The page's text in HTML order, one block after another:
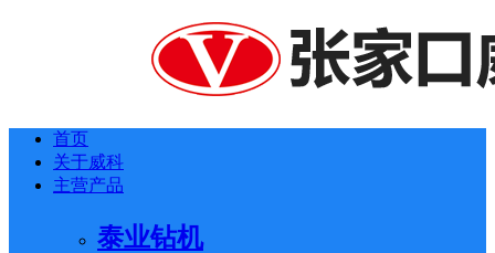
首页
关于威科
主营产品
泰业钻机